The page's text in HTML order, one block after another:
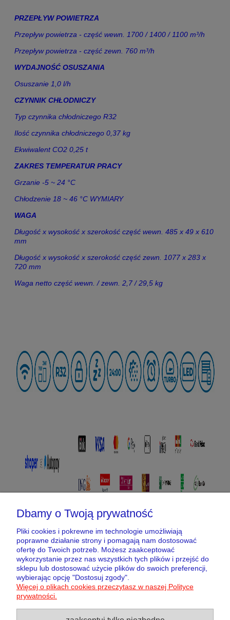
PRZEPŁYW POWIETRZA
Przepływ powietrza - część wewn. 1700 / 1400 / 1100 m³/h
Przepływ powietrza - część zewn. 760 m³/h
WYDAJNOŚĆ OSUSZANIA
Osuszanie 1,0 l/h
CZYNNIK CHŁODNICZY
Typ czynnika chłodniczego R32
Ilość czynnika chłodniczego 0,37 kg
Ekwiwalent CO2 0,25 t
ZAKRES TEMPERATUR PRACY
Grzanie -5 ~ 24 °C
Chłodzenie 18 ~ 46 °C WYMIARY
WAGA
Długość x wysokość x szerokość część wewn. 485 x 49 x 610
mm
Długość x wysokość x szerokość część zewn. 1077 x 283 x
720 mm
Waga netto część wewn. / zewn. 2,7 / 29,5 kg
Pomoc
Moje konto
Dbamy o Twoją prywatność
Pliki cookies i pokrewne im technologie umożliwiają
poprawne działanie strony i pomagają nam dostosować
ofertę do Twoich potrzeb. Możesz zaakceptować
wykorzystanie przez nas wszystkich tych plików i przejść do
sklepu lub dostosować użycie plików do swoich preferencji,
wybierając opcję "Dostosuj zgody".
Więcej o plikach cookies przeczytasz w naszej Polityce
prywatności.